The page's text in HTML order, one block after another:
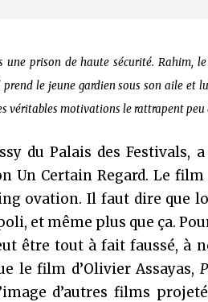
une prison de haute sécurité. Rahim,
le jeune gardien sous son aile et
véritables motivations le rattrapent peu
Palais des Festivals, a
Certain Regard. Le film
ovation. Il faut dire que
et même plus que ça.
être tout à fait faussé, à
le film d’Olivier Assayas,
d’autres films